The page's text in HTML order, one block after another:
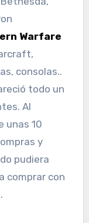
Warfare
consolas..
todo un
Al
unas 10
y
pudiera
comprar con